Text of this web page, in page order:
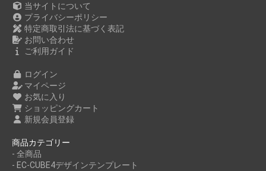
当サイトについて
プライバシーポリシー
特定商取引法に基づく表記
お問い合わせ
ご利用ガイド
ログイン
マイページ
お気に入り
ショッピングカート
新規会員登録
商品カテゴリー
- 全商品
- EC-CUBE4デザインテンプレート